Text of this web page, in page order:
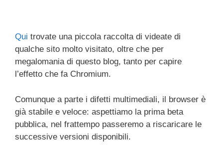
Qui trovate una piccola raccolta di videate di
qualche sito molto visitato, oltre che per
megalomania di questo blog, tanto per capire
l’effetto che fa Chromium.
Comunque a parte i difetti multimediali, il browser è
già stabile e veloce: aspettiamo la prima beta
pubblica, nel frattempo passeremo a riscaricare le
successive versioni disponibili.